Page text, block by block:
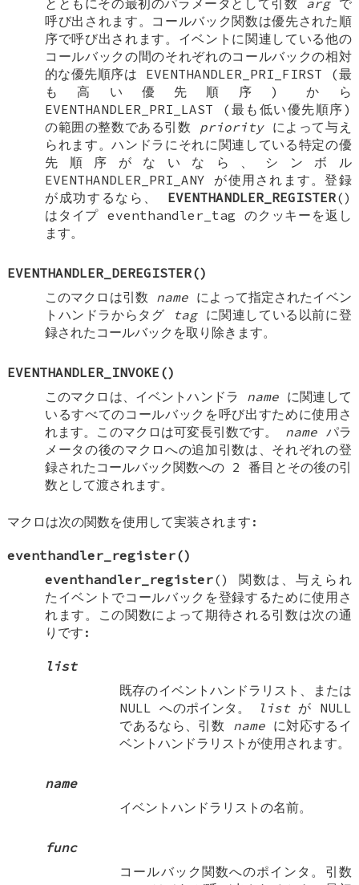
呼び出されます。コールバック関数は優先された順
序で呼び出されます。イベントに関連している他の
コールバックの間のそれぞれのコールバックの相対
的な優先順序は EVENTHANDLER_PRI_FIRST (最
も高い優先順序) から
EVENTHANDLER_PRI_LAST (最も低い優先順序)
の範囲の整数である引数 priorityによって与え
られます。ハンドラにそれに関連している特定の優
先順序がないなら、シンボル
EVENTHANDLER_PRI_ANY が使用されます。登録
が成功するなら、 EVENTHANDLER_REGISTER()
はタイプeventhandler_tag のクッキーを返し
ます。
EVENTHANDLER_DEREGISTER()
このマクロは引数 name によって指定されたイベン
トハンドラからタグ
tagに関連している以前に登
録されたコールバックを取り除きます。
EVENTHANDLER_INVOKE ()
このマクロは、イベントハンドラ name に関連して
いるすべてのコールバックを呼び出すために使用さ
れます。このマクロは可変長引数です。 name パラ
メータの後のマクロへの追加引数は、それぞれの登
録されたコールバック関数への 2 番目とその後の引
数として渡されます。
マクロは次の関数を使用して実装されます:
eventhandler_register()
eventhandler_register() 関数は、与えられ
たイベントでコールバックを登録するために使用さ
れます。この関数によって期待される引数は次の通
りです:
list
既存のイベントハンドラリスト、または
NULL へのポインタ。 listが NULL
であるなら、引数 nameに対応するイ
ベントハンドラリストが使用されます。
name
イベントハンドラリストの名前。
func
コールバック関数へのポインタ。引数